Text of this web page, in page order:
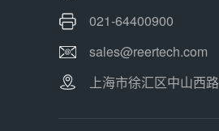
021-64400900
sales@reertech.com
上海市徐汇区中山西